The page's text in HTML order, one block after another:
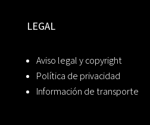
LEGAL
Aviso legal y copyright
Política de privacidad
Información de transporte